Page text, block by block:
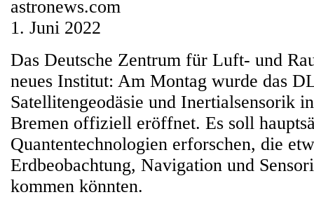
astronews.com
1. Juni 2022
Das Deutsche Zentrum für Luft- und
neues Institut: Am Montag wurde das
Satellitengeodäsie und Inertialsensorik
Bremen offiziell eröffnet. Es soll
Quantentechnologien erforschen, die
Erdbeobachtung, Navigation und
kommen könnten.